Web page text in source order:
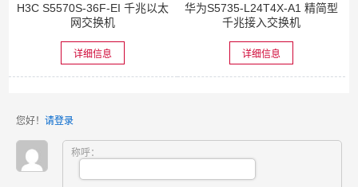
H3C S5570S-36F-EI 千兆以太
网交换机
详细信息
华为S5735-L24T4X-A1 精简型
千兆接入交换机
详细信息
您好！ 请登录
称呼：